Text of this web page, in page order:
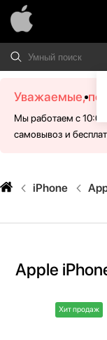
Уважаемые,
Мы работаем с 10:00
самовывоз и
iPhone
Apple
Хит продаж